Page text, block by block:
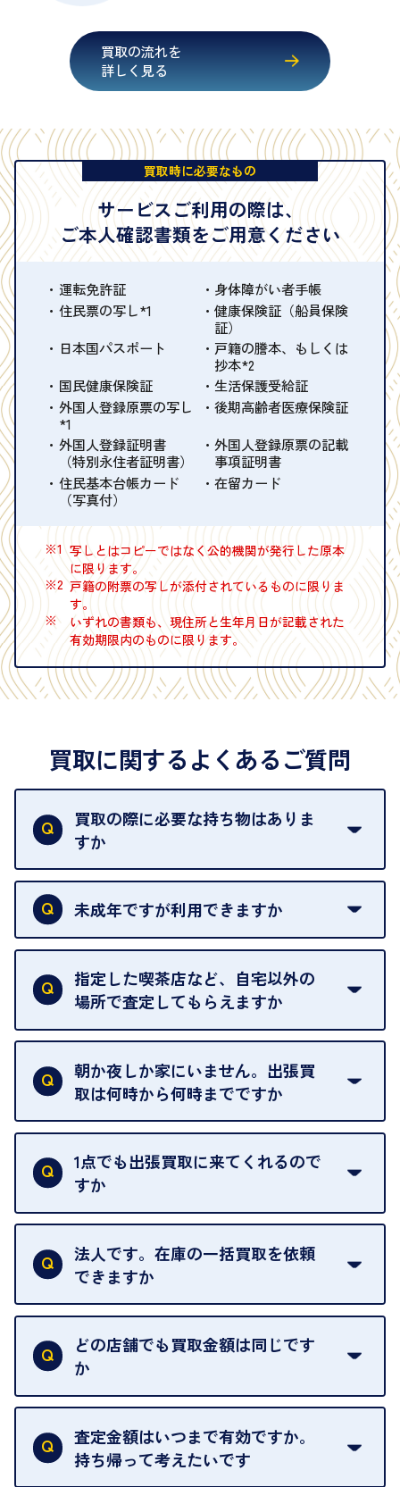
買取の流れを
詳しく見る
買取時に必要なもの
サービスご利用の際は、
ご本人確認書類をご用意ください
運転免許証
身体障がい者手帳
住民票の写し*1
健康保険証（船員保険
証）
日本国パスポート
戸籍の謄本、もしくは
抄本*2
国民健康保険証
生活保護受給証
外国人登録原票の写し
*1
後期高齢者医療保険証
外国人登録証明書
（特別永住者証明書）
外国人登録原票の記載
事項証明書
住民基本台帳カード
（写真付）
在留カード
※1 写しとはコピーではなく公的機関が発行した原本
に限ります。
※2 戸籍の附票の写しが添付されているものに限りま
す。
※
いずれの書類も、現住所と生年月日が記載された
有効期限内のものに限ります。
買取に関するよくあるご質問
買取の際に必要な持ち物はありま
すか
本人確認書類をご用意ください。ご利用になれる書
類はこちらをご確認ください。
未成年ですが利用できますか
18歳未満の方は、保護者の同意があってもご利用い
ただけません。
指定した喫茶店など、自宅以外の
場所で査定してもらえますか
ご自宅以外での査定はお引き受けできません。ご指
定のお店や、ほかのお客様への迷惑となることが考
えられるためです。
朝か夜しか家にいません。出張買
取は何時から何時までですか
ご訪問可能時間は、10時から19時です。
ただし、お品物の種類や量によっては対応させてい
ただくことがあります。
1点でも出張買取に来てくれるので
すか
はい。1点でもお伺いします。
法人です。在庫の一括買取を依頼
できますか
はい。喜んで承ります。出張買取をご利用くださ
い。
ご指定の場所にお伺いします。
どの店舗でも買取金額は同じです
か
はい。全店舗一律です。
ただし、中古市場は日々変動するため、査定した日
によって査定額が変わることはございます。
査定金額はいつまで有効ですか。
持ち帰って考えたいです